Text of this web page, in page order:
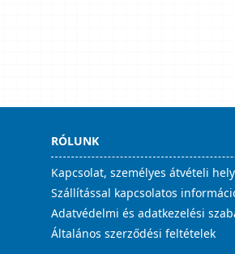
RÓLUNK
Kapcsolat, személyes átvételi
Szállítással kapcsolatos
Adatvédelmi és adatkezelési
Általános szerződési feltételek